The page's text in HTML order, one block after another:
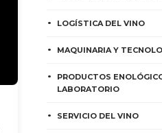
LOGÍSTICA DEL VINO
MAQUINARIA Y
PRODUCTOS
LABORATORIO
SERVICIO DEL VINO